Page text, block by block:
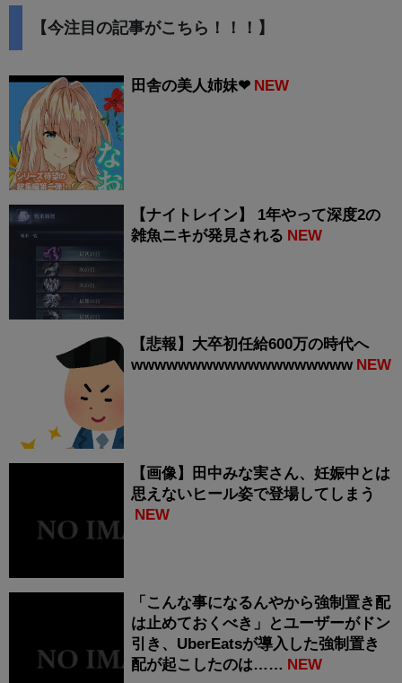
【今注目の記事がこちら！！！】
田舎の美人姉妹❤ NEW
【ナイトレイン】 1年やって深度2の
雑魚ニキが発見される NEW
【悲報】大卒初任給600万の時代へ
wwwwwwwwwwwwwwwwwww NEW
【画像】田中みな実さん、妊娠中とは
思えないヒール姿で登場してしまう
NEW
「こんな事になるんやから強制置き配
は止めておくべき」とユーザーがドン
引き、UberEatsが導入した強制置き
配が起こしたのは…… NEW